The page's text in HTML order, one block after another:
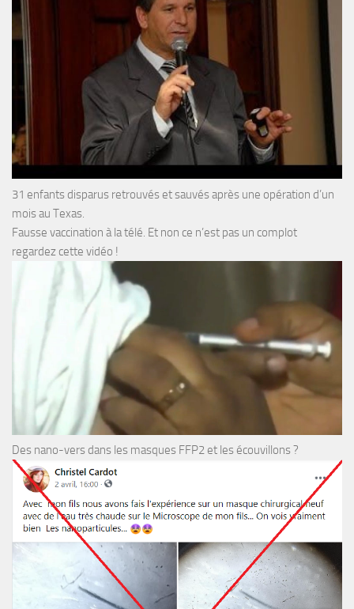
31 enfants disparus retrouvés et sauvés après une opération d’un
mois au Texas.
Fausse vaccination à la télé. Et non ce n’est pas un complot
regardez cette vidéo !
Des nano-vers dans les masques FFP2 et les écouvillons ?